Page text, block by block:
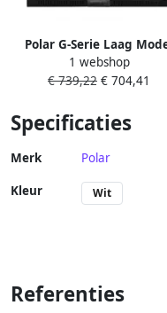
Polar G-Serie Laag
Tweedeurs Barkoeling
GE998 Horeca &
1 webshop
€ 739,22 € 704,41
Specificaties
Merk Polar
Kleur Wit
Referenties